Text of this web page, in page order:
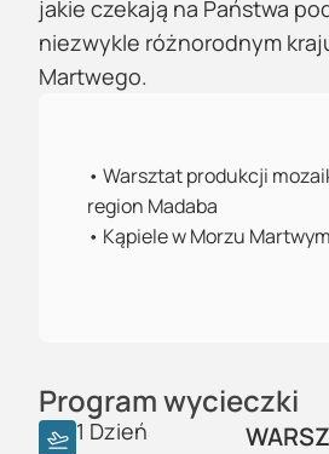
jakie czekają na Państwa
niezwykle różnorodnym
Martwego.
• Warsztat produkcji
region Madaba
• Kąpiele w Morzu Martwym
Program wycieczki
1 Dzień